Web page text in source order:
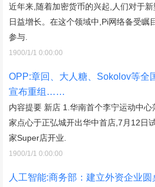
近年来,随着加密货币的兴起,人们对于
日益增长。在这个领域中,Pi网络备受瞩
参与.
1900/1/1 0:00:00
OPP:章回、大人糖、Sokolov等全
宣布重组……
内容提要 新店 1.华南首个李宁运动中
家点心于正弘城开出华中首店,7月12日
家Super店开业.
1900/1/1 0:00:00
人工智能:商务部：建立外资企业